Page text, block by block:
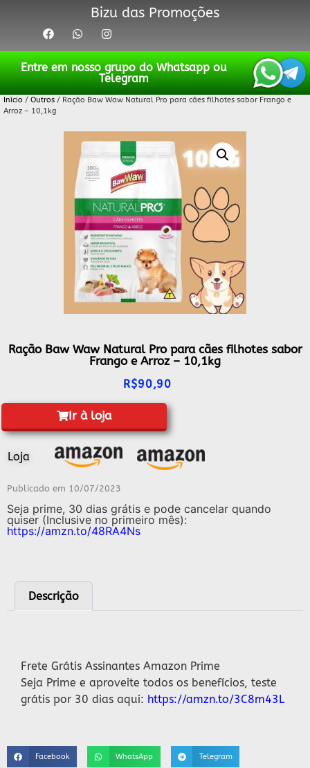
Bizu das Promoções
Entre em nosso grupo do Whatsapp ou
Telegram
Início / Outros / Ração Baw Waw Natural Pro para cães filhotes sabor Frango e
Arroz – 10,1kg
Ração Baw Waw Natural Pro para cães filhotes sabor
Frango e Arroz – 10,1kg
R$90,90
Ir à loja
Loja
Publicado em 10/07/2023
Seja prime, 30 dias grátis e pode cancelar quando
quiser (Inclusive no primeiro mês):
https://amzn.to/48RA4Ns
Descrição
Frete Grátis Assinantes Amazon Prime
Seja Prime e aproveite todos os benefícios, teste
grátis por 30 dias aqui: https://amzn.to/3C8m43L
Facebook WhatsApp Telegram